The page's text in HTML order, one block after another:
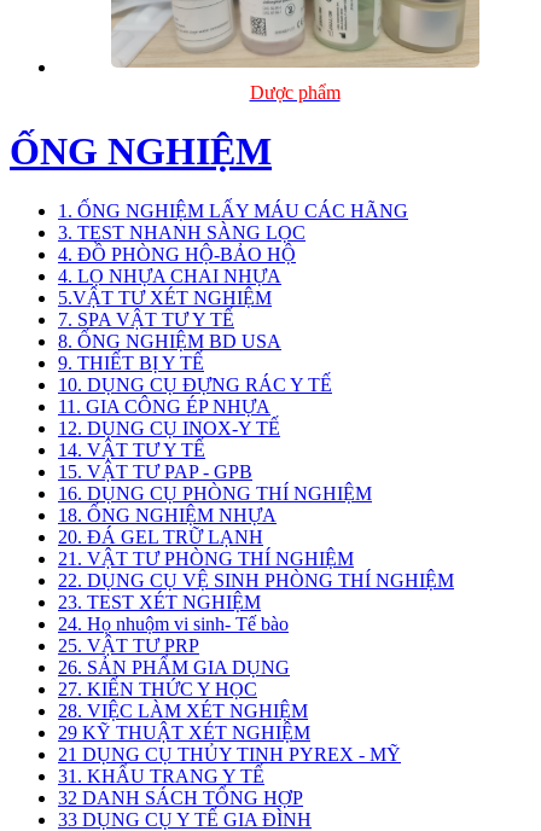
Dược phẩm
ỐNG NGHIỆM
1. ỐNG NGHIỆM LẤY MÁU CÁC HÃNG
3. TEST NHANH SÀNG LỌC
4. ĐỒ PHÒNG HỘ-BẢO HỘ
4. LỌ NHỰA CHAI NHỰA
5.VẬT TƯ XÉT NGHIỆM
7. SPA VẬT TƯ Y TẾ
8. ỐNG NGHIỆM BD USA
9. THIẾT BỊ Y TẾ
10. DỤNG CỤ ĐỰNG RÁC Y TẾ
11. GIA CÔNG ÉP NHỰA
12. DỤNG CỤ INOX-Y TẾ
14. VẬT TƯ Y TẾ
15. VẬT TƯ PAP - GPB
16. DỤNG CỤ PHÒNG THÍ NGHIỆM
18. ỐNG NGHIỆM NHỰA
20. ĐÁ GEL TRỮ LẠNH
21. VẬT TƯ PHÒNG THÍ NGHIỆM
22. DỤNG CỤ VỆ SINH PHÒNG THÍ NGHIỆM
23. TEST XÉT NGHIỆM
24. Họ nhuộm vi sinh- Tế bào
25. VẬT TƯ PRP
26. SẢN PHẨM GIA DỤNG
27. KIẾN THỨC Y HỌC
28. VIỆC LÀM XÉT NGHIỆM
29 KỸ THUẬT XÉT NGHIỆM
21 DỤNG CỤ THỦY TINH PYREX - MỸ
31. KHẨU TRANG Y TẾ
32 DANH SÁCH TỔNG HỢP
33 DỤNG CỤ Y TẾ GIA ĐÌNH